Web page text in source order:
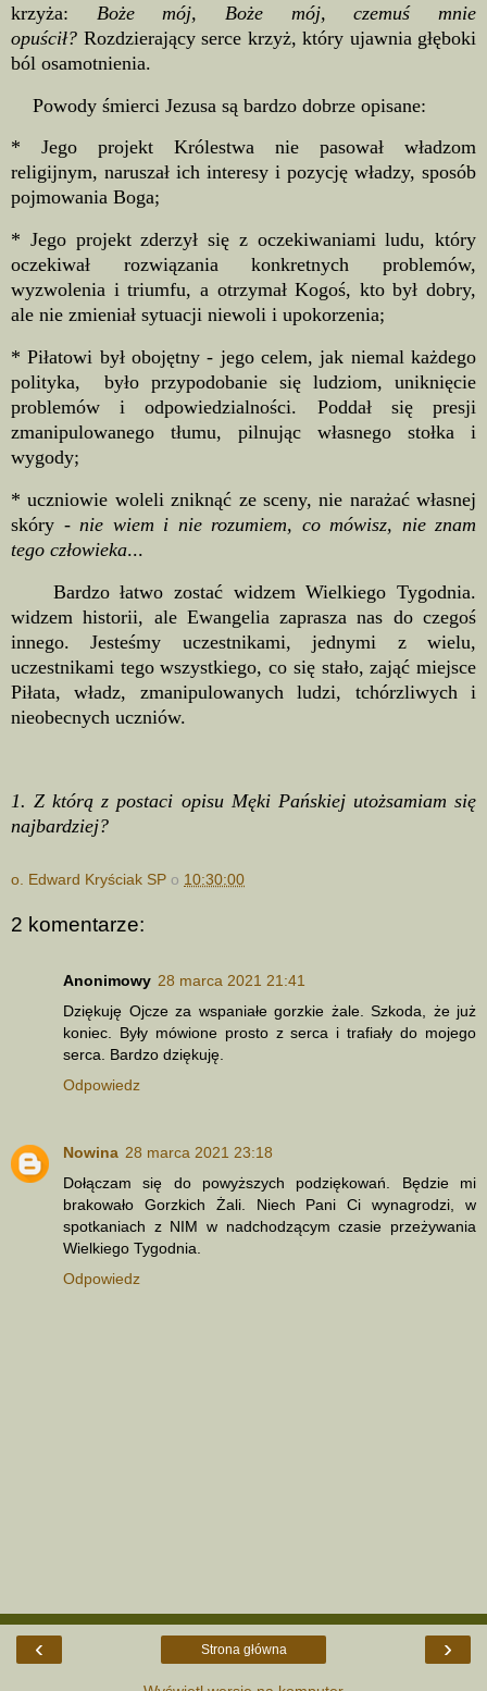
krzyża: Boże mój, Boże mój, czemuś mnie
opuścił? Rozdzierający serce krzyż, który ujawnia głęboki
ból osamotnienia.
Powody śmierci Jezusa są bardzo dobrze opisane:
* Jego projekt Królestwa nie pasował władzom
religijnym, naruszał ich interesy i pozycję władzy, sposób
pojmowania Boga;
* Jego projekt zderzył się z oczekiwaniami ludu, który
oczekiwał rozwiązania konkretnych problemów,
wyzwolenia i triumfu, a otrzymał Kogoś, kto był dobry,
ale nie zmieniał sytuacji niewoli i upokorzenia;
* Piłatowi był obojętny - jego celem, jak niemal każdego
polityka, było przypodobanie się ludziom, uniknięcie
problemów i odpowiedzialności. Poddał się presji
zmanipulowanego tłumu, pilnując własnego stołka i
wygody;
* uczniowie woleli zniknąć ze sceny, nie narażać własnej
skóry - nie wiem i nie rozumiem, co mówisz, nie znam
tego człowieka...
Bardzo łatwo zostać widzem Wielkiego Tygodnia.
widzem historii, ale Ewangelia zaprasza nas do czegoś
innego. Jesteśmy uczestnikami, jednymi z wielu,
uczestnikami tego wszystkiego, co się stało, zająć miejsce
Piłata, władz, zmanipulowanych ludzi, tchórzliwych i
nieobecnych uczniów.
1. Z którą z postaci opisu Męki Pańskiej utożsamiam się
najbardziej?
o. Edward Kryściak SP o 10:30:00
2 komentarze:
Anonimowy 28 marca 2021 21:41
Dziękuję Ojcze za wspaniałe gorzkie żale. Szkoda, że już
koniec. Były mówione prosto z serca i trafiały do mojego
serca. Bardzo dziękuję.
Odpowiedz
Nowina 28 marca 2021 23:18
Dołączam się do powyższych podziękowań. Będzie mi
brakowało Gorzkich Żali. Niech Pani Ci wynagrodzi, w
spotkaniach z NIM w nadchodzącym czasie przeżywania
Wielkiego Tygodnia.
Odpowiedz
‹ ›
Strona główna